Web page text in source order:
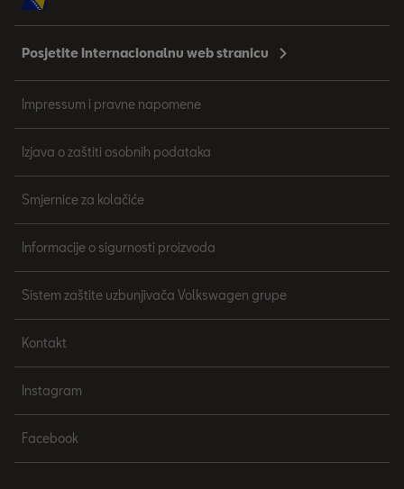
Posjetite Internacionalnu web stranicu
Impressum i pravne napomene
Izjava o zaštiti osobnih podataka
Smjernice za kolačiće
Informacije o sigurnosti proizvoda
Sistem zaštite uzbunjivača Volkswagen grupe
Kontakt
Instagram
Facebook